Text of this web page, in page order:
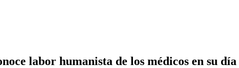
labor humanista de los médicos en su día